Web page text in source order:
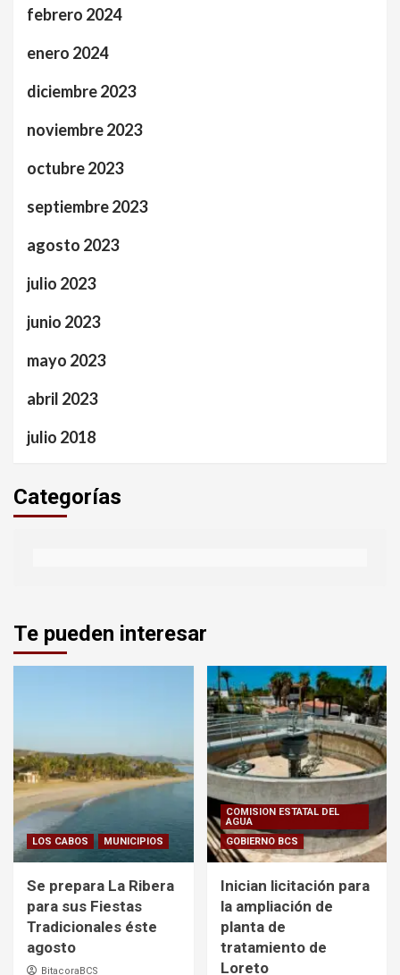
febrero 2024
enero 2024
diciembre 2023
noviembre 2023
octubre 2023
septiembre 2023
agosto 2023
julio 2023
junio 2023
mayo 2023
abril 2023
julio 2018
Categorías
Te pueden interesar
LOS CABOS MUNICIPIOS
Se prepara La Ribera
para sus Fiestas
Tradicionales éste
agosto
BitacoraBCS
COMISION ESTATAL DEL
AGUA
GOBIERNO BCS
Inician licitación para
la ampliación de
planta de
tratamiento de
Loreto